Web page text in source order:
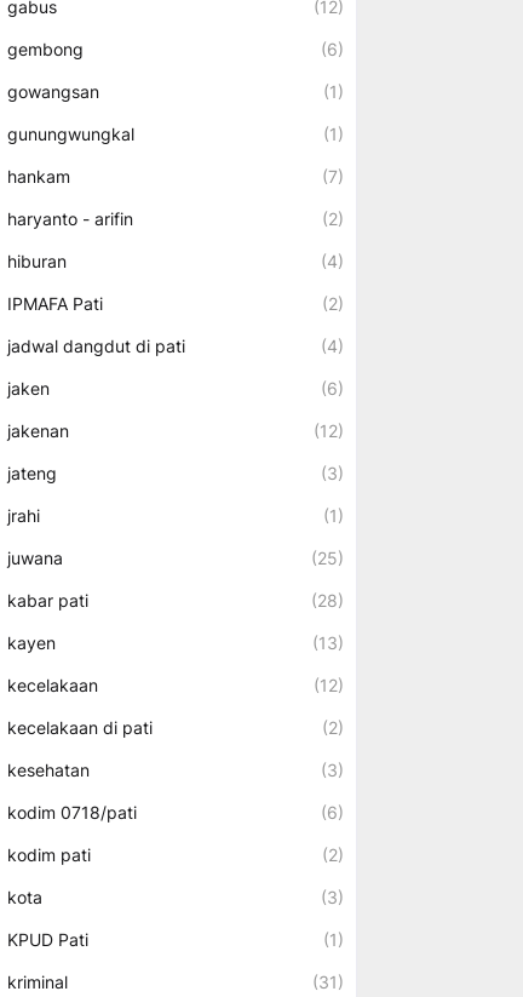
gabus (12)
gembong (6)
gowangsan (1)
gunungwungkal (1)
hankam (7)
haryanto - arifin (2)
hiburan (4)
IPMAFA Pati (2)
jadwal dangdut di pati (4)
jaken (6)
jakenan (12)
jateng (3)
jrahi (1)
juwana (25)
kabar pati (28)
kayen (13)
kecelakaan (12)
kecelakaan di pati (2)
kesehatan (3)
kodim 0718/pati (6)
kodim pati (2)
kota (3)
KPUD Pati (1)
kriminal (31)